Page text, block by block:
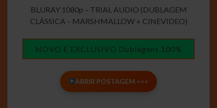
BLURAY 1080p – TRIAL AUDIO (DUBLAGEM
CLÁSSICA – MARSHMALLOW + CINEVIDEO)
NOVO E EXCLUSIVO Dublagens 100%
ABRIR POSTAGEM <<<